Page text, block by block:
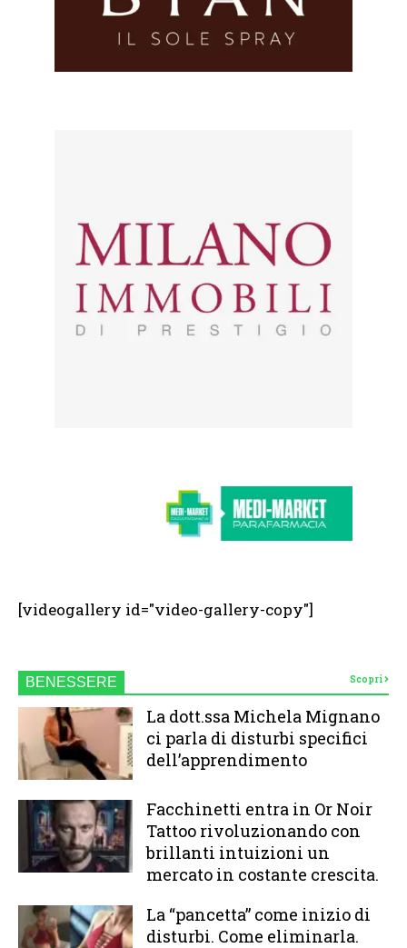
[videogallery id="video-gallery-copy"]
BENESSERE Scopri
La dott.ssa Michela Mignano
ci parla di disturbi specifici
dell’apprendimento
Facchinetti entra in Or Noir
Tattoo rivoluzionando con
brillanti intuizioni un
mercato in costante crescita.
La “pancetta” come inizio di
disturbi. Come eliminarla.